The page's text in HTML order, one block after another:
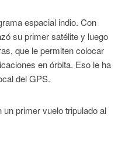
espacial indio. Con
su primer satélite y luego
que le permiten colocar
en órbita. Eso le ha
del GPS.
primer vuelo tripulado al